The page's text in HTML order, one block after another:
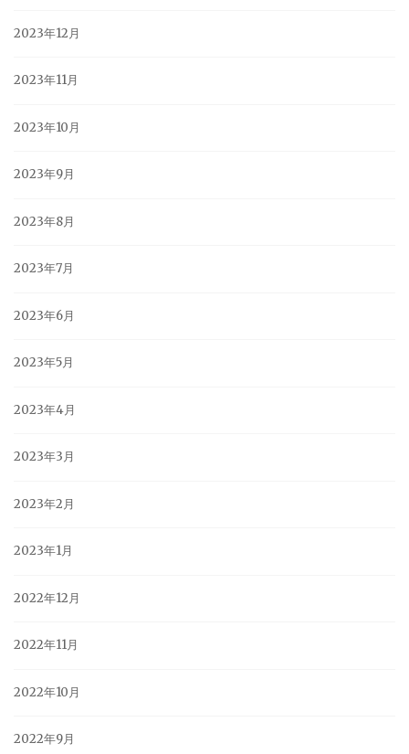
2023年12月
2023年11月
2023年10月
2023年9月
2023年8月
2023年7月
2023年6月
2023年5月
2023年4月
2023年3月
2023年2月
2023年1月
2022年12月
2022年11月
2022年10月
2022年9月